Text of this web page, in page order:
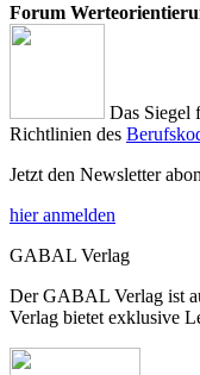
Forum
Das Siegel
Richtlinien des
Jetzt den Newsletter
hier anmelden
GABAL Verlag
Der GABAL Verlag ist
Verlag bietet exklusive